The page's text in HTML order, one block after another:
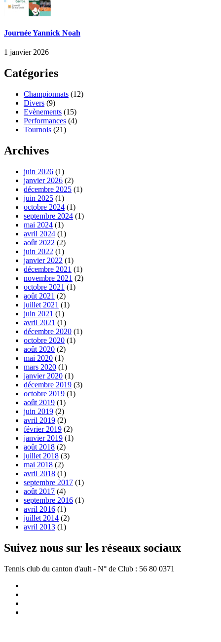
Journée Yannick Noah
1 janvier 2026
Catégories
Championnats (12)
Divers (9)
Evènements (15)
Performances (4)
Tournois (21)
Archives
juin 2026 (1)
janvier 2026 (2)
décembre 2025 (1)
juin 2025 (1)
octobre 2024 (1)
septembre 2024 (1)
mai 2024 (1)
avril 2024 (1)
août 2022 (2)
juin 2022 (1)
janvier 2022 (1)
décembre 2021 (1)
novembre 2021 (2)
octobre 2021 (1)
août 2021 (2)
juillet 2021 (1)
juin 2021 (1)
avril 2021 (1)
décembre 2020 (1)
octobre 2020 (1)
août 2020 (2)
mai 2020 (1)
mars 2020 (1)
janvier 2020 (1)
décembre 2019 (3)
octobre 2019 (1)
août 2019 (1)
juin 2019 (2)
avril 2019 (2)
février 2019 (2)
janvier 2019 (1)
août 2018 (2)
juillet 2018 (3)
mai 2018 (2)
avril 2018 (1)
septembre 2017 (1)
août 2017 (4)
septembre 2016 (1)
avril 2016 (1)
juillet 2014 (2)
avril 2013 (1)
Suivez nous sur les réseaux sociaux
Tennis club du canton d'ault - N° de Club : 56 80 0371